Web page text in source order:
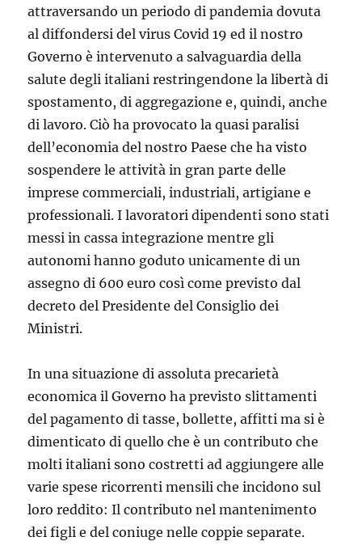
attraversando un periodo di pandemia dovuta
al diffondersi del virus Covid 19 ed il nostro
Governo è intervenuto a salvaguardia della
salute degli italiani restringendone la libertà di
spostamento, di aggregazione e, quindi, anche
di lavoro. Ciò ha provocato la quasi paralisi
dell’economia del nostro Paese che ha visto
sospendere le attività in gran parte delle
imprese commerciali, industriali, artigiane e
professionali. I lavoratori dipendenti sono stati
messi in cassa integrazione mentre gli
autonomi hanno goduto unicamente di un
assegno di 600 euro così come previsto dal
decreto del Presidente del Consiglio dei
Ministri.
In una situazione di assoluta precarietà
economica il Governo ha previsto slittamenti
del pagamento di tasse, bollette, affitti ma si è
dimenticato di quello che è un contributo che
molti italiani sono costretti ad aggiungere alle
varie spese ricorrenti mensili che incidono sul
loro reddito: Il contributo nel mantenimento
dei figli e del coniuge nelle coppie separate.